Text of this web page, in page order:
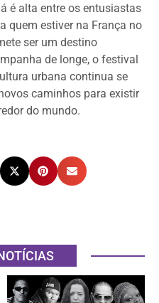
é alta entre os entusiastas
quem estiver na França no
ser um destino
de longe, o festival
urbana continua se
caminhos para existir
do mundo.